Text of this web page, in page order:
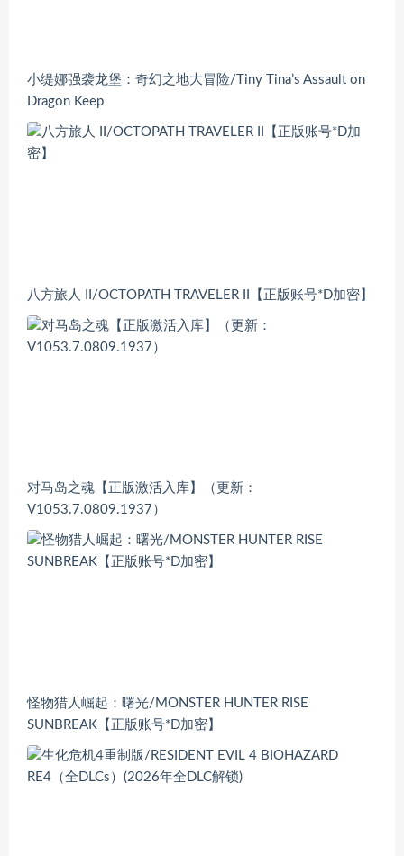
小缇娜强袭龙堡：奇幻之地大冒险/Tiny Tina’s Assault on
Dragon Keep
八方旅人 II/OCTOPATH TRAVELER II【正版账号*D加密】
对马岛之魂【正版激活入库】（更新：
V1053.7.0809.1937）
怪物猎人崛起：曙光/MONSTER HUNTER RISE
SUNBREAK【正版账号*D加密】